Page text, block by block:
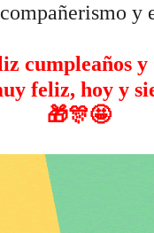
y
cumpleaños y
feliz, hoy y
🎁🎊🤩